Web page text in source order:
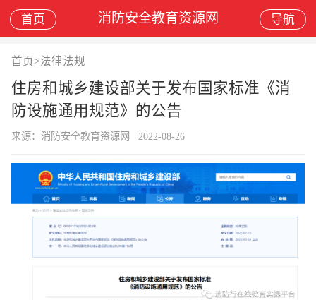
首页 消防安全教育资源网 导航
首页 >法律法规
住房和城乡建设部关于发布国家标准《消
防设施通用规范》的公告
来源：消防安全教育资源网 2022-08-26